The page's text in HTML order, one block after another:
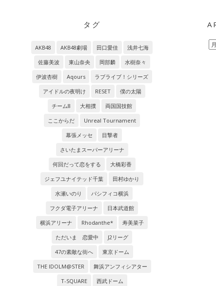
タグ
AKB48 AKB48劇場 田口愛佳
浅井七海
佐藤美波
東山奈央 岡部麟
水樹奈々
伊波杏樹
Aqours
ラブライブ！シリーズ
アイドルの夜明け
RESET
僕の太陽
チーム8
大相撲
両国国技館
ここからだ
Unreal Tournament
幕張メッセ
目撃者
さいたまスーパーアリーナ
何回だって恋をする
大橋彩香
ジェフユナイテッド千葉
田村ゆかり
水瀬いのり
パシフィコ横浜
フクダ電子アリーナ
日本武道館
横浜アリーナ
Rhodanthe*
寿美菜子
ただいま 恋愛中
J2リーグ
47の素敵な街へ
東京ドーム
THE IDOLM@STER
舞浜アンフィシアター
T-SQUARE
西武ドーム